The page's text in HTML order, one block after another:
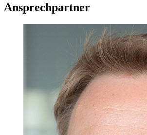
Ansprechpartner